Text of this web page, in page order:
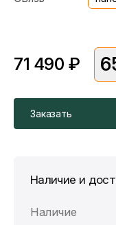
71 490 ₽
Цена без скидки —71
консультантов.
Заказать
Наличие и
Наличие